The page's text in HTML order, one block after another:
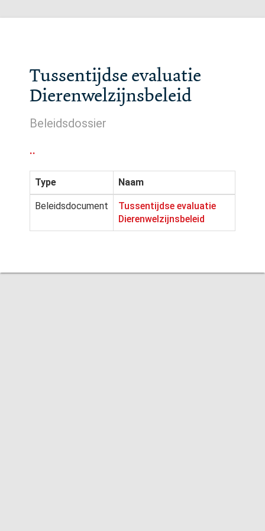
Tussentijdse evaluatie
Dierenwelzijnsbeleid
Beleidsdossier
..
Type Naam
Beleidsdocument
Tussentijdse evaluatie
Dierenwelzijnsbeleid